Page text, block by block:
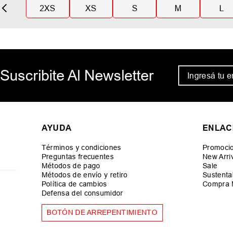
2XS XS S M L
Suscribite Al Newsletter
AYUDA
Términos y condiciones
Preguntas frecuentes
Métodos de pago
Métodos de envío y retiro
Política de cambios
Defensa del consumidor
BOTÓN DE ARREPENTIMIENTO
New
Sale
Compra